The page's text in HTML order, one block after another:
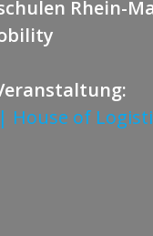
Rhein-
of